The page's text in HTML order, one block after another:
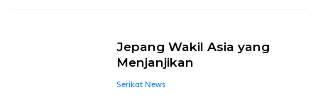
Jepang Wakil Asia yang
Menjanjikan
Serikat News